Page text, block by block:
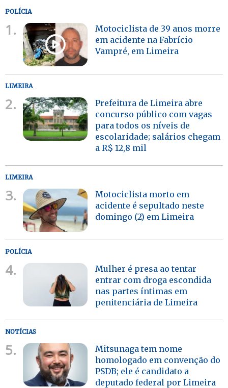
POLÍCIA
1.
Motociclista de 39 anos morre
em acidente na Fabrício
Vampré, em Limeira
LIMEIRA
2.
Prefeitura de Limeira abre
concurso público com vagas
para todos os níveis de
escolaridade; salários chegam
a R$ 12,8 mil
LIMEIRA
3.
Motociclista morto em
acidente é sepultado neste
domingo (2) em Limeira
POLÍCIA
4.
Mulher é presa ao tentar
entrar com droga escondida
nas partes íntimas em
penitenciária de Limeira
NOTÍCIAS
5.
Mitsunaga tem nome
homologado em convenção do
PSDB; ele é candidato a
deputado federal por Limeira